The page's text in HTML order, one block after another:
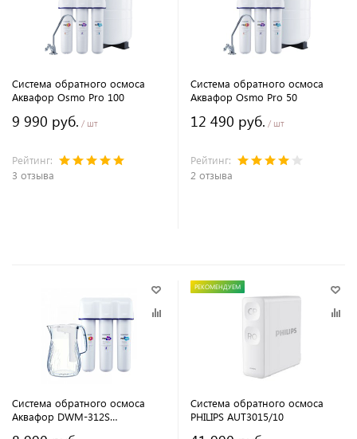
Система обратного осмоса
Аквафор Osmo Pro 100
9 990 руб. / шт
Рейтинг:
3 отзыва
Система обратного осмоса
Аквафор Osmo Pro 50
12 490 руб. / шт
Рейтинг:
2 отзыва
Система обратного осмоса
Аквафор DWM-312S
РЕКОМЕНДУЕМ
Система обратного осмоса
PHILIPS AUT3015/10